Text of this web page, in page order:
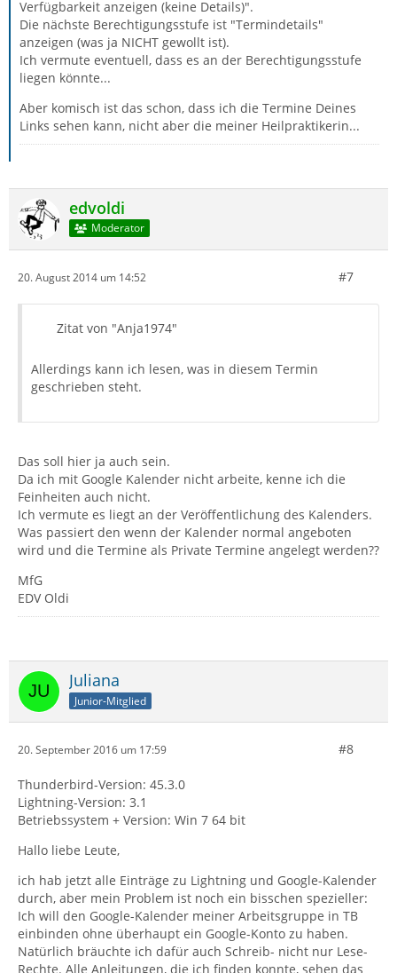
Verfügbarkeit anzeigen (keine Details)".
Die nächste Berechtigungsstufe ist "Termindetails"
anzeigen (was ja NICHT gewollt ist).
Ich vermute eventuell, dass es an der Berechtigungsstufe
liegen könnte...
Aber komisch ist das schon, dass ich die Termine Deines
Links sehen kann, nicht aber die meiner Heilpraktikerin...
edvoldi
Moderator
20. August 2014 um 14:52 #7
Zitat von "Anja1974"
Allerdings kann ich lesen, was in diesem Termin
geschrieben steht.
Das soll hier ja auch sein.
Da ich mit Google Kalender nicht arbeite, kenne ich die
Feinheiten auch nicht.
Ich vermute es liegt an der Veröffentlichung des Kalenders.
Was passiert den wenn der Kalender normal angeboten
wird und die Termine als Private Termine angelegt werden??
MfG
EDV Oldi
Juliana
Junior-Mitglied
20. September 2016 um 17:59 #8
Thunderbird-Version: 45.3.0
Lightning-Version: 3.1
Betriebssystem + Version: Win 7 64 bit
Hallo liebe Leute,
ich hab jetzt alle Einträge zu Lightning und Google-Kalender
durch, aber mein Problem ist noch ein bisschen spezieller:
Ich will den Google-Kalender meiner Arbeitsgruppe in TB
einbinden ohne überhaupt ein Google-Konto zu haben.
Natürlich bräuchte ich dafür auch Schreib- nicht nur Lese-
Rechte. Alle Anleitungen, die ich finden konnte, sehen das